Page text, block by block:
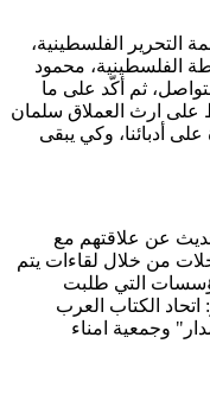
التحرير الفلسطينية،
الفلسطينية، محمود
ثم أكّد على ما
على ارث العملاق سلمان
أدبائنا، وكي يبقى
عن علاقتهم مع
من خلال لقاءات يتم
التي طلبت
الكتاب العرب
وجمعية امناء